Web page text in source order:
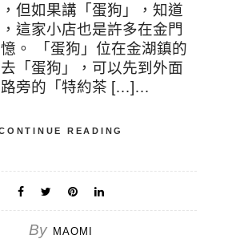
但如果講「蛋狗」，知道
這家小店也是許多在金門
。 「蛋狗」位在金湖鎮的
「蛋狗」，可以先到外面
路旁的「特約茶 […]…
READING
By MAOMI